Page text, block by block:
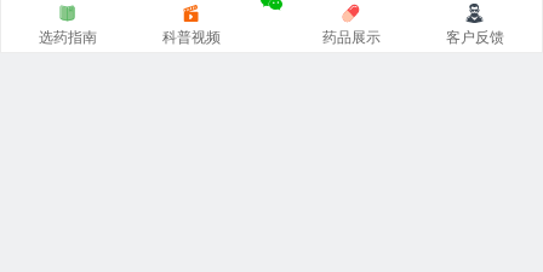
选药指南 科普视频 药品展示 客户反馈